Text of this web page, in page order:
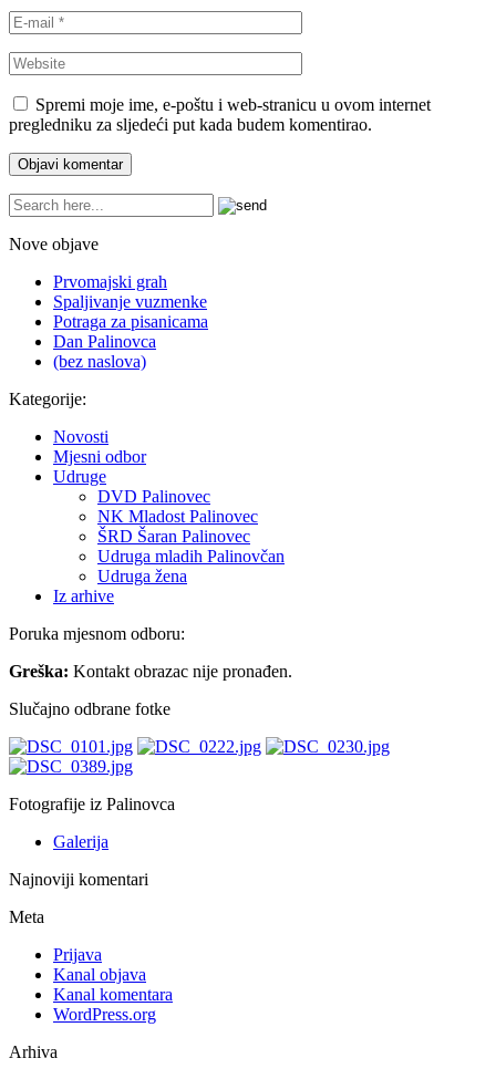
Spremi moje ime, e-poštu i web-stranicu u ovom internet
pregledniku za sljedeći put kada budem komentirao.
Nove objave
Prvomajski grah
Spaljivanje vuzmenke
Potraga za pisanicama
Dan Palinovca
(bez naslova)
Kategorije:
Novosti
Mjesni odbor
Udruge
DVD Palinovec
NK Mladost Palinovec
ŠRD Šaran Palinovec
Udruga mladih Palinovčan
Udruga žena
Iz arhive
Poruka mjesnom odboru:
Greška: Kontakt obrazac nije pronađen.
Slučajno odbrane fotke
Fotografije iz Palinovca
Galerija
Najnoviji komentari
Meta
Prijava
Kanal objava
Kanal komentara
WordPress.org
Arhiva